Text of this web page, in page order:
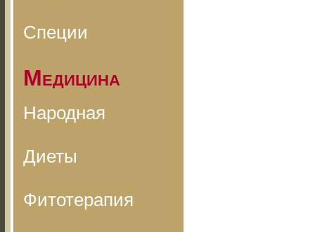
Специи
Медицина
Народная
Диеты
Фитотерапия